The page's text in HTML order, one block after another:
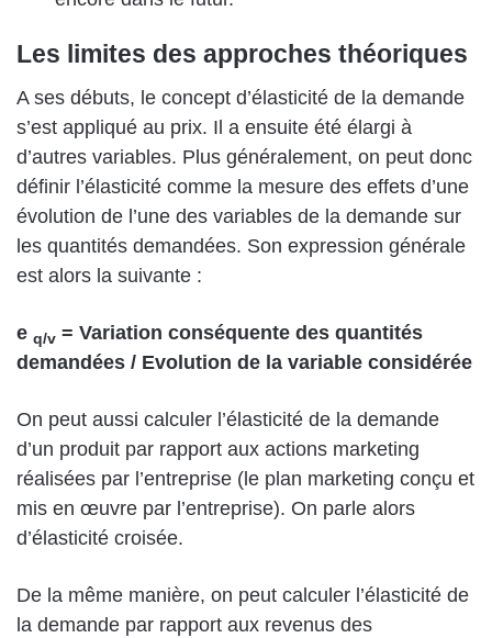
Les limites des approches théoriques
A ses débuts, le concept d’élasticité de la demande
s’est appliqué au prix. Il a ensuite été élargi à
d’autres variables. Plus généralement, on peut donc
définir l’élasticité comme la mesure des effets d’une
évolution de l’une des variables de la demande sur
les quantités demandées. Son expression générale
est alors la suivante :
e q/v = Variation conséquente des quantités
demandées / Evolution de la variable considérée
On peut aussi calculer l’élasticité de la demande
d’un produit par rapport aux actions marketing
réalisées par l’entreprise (le plan marketing conçu et
mis en œuvre par l’entreprise). On parle alors
d’élasticité croisée.
De la même manière, on peut calculer l’élasticité de
la demande par rapport aux revenus des